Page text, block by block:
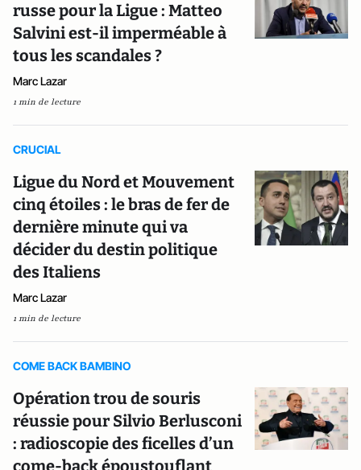
russe pour la Ligue : Matteo
Salvini est-il imperméable à
tous les scandales ?
Marc Lazar
1 min de lecture
CRUCIAL
Ligue du Nord et Mouvement
cinq étoiles : le bras de fer de
dernière minute qui va
décider du destin politique
des Italiens
Marc Lazar
1 min de lecture
COME BACK BAMBINO
Opération trou de souris
réussie pour Silvio Berlusconi
: radioscopie des ficelles d’un
come-back époustouflant